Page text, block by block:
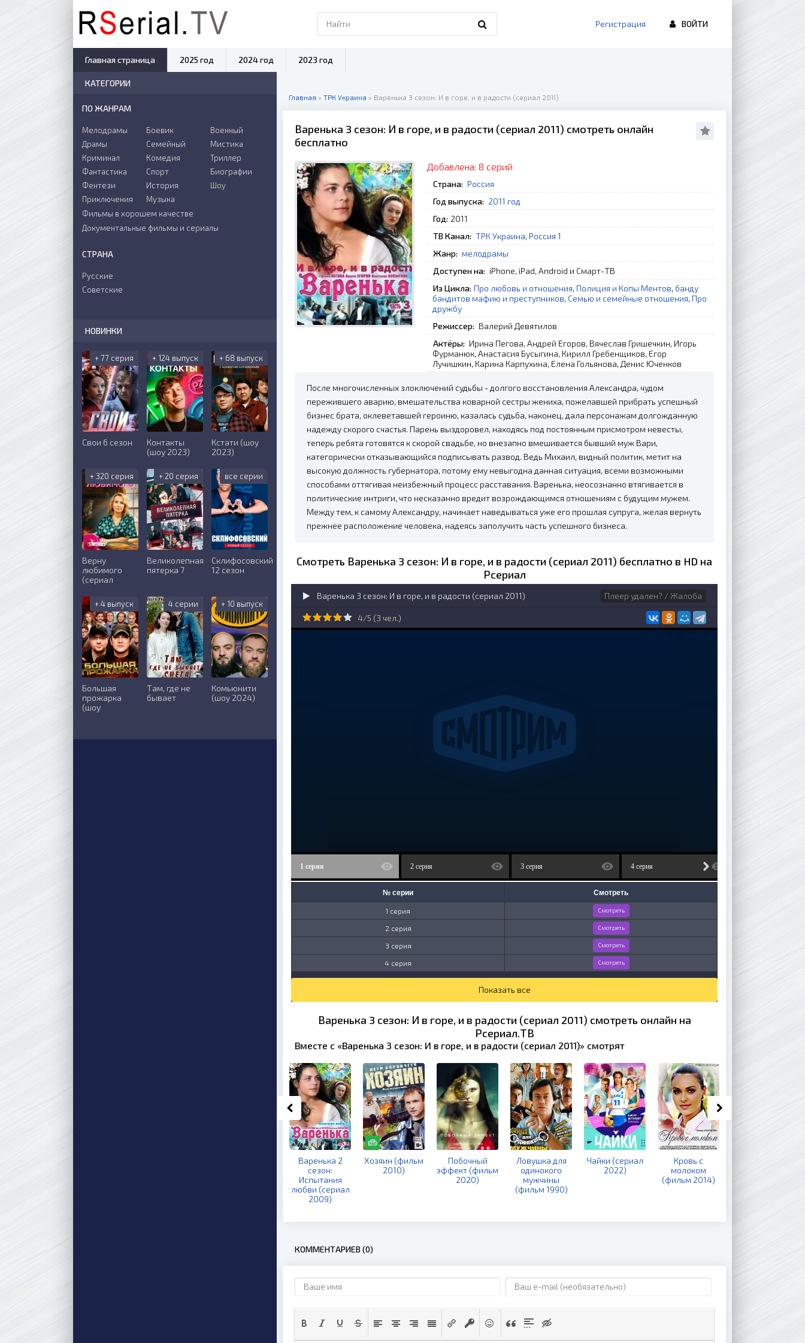
Главная » ТРК Украина » Варенька 3 сезон: И в горе, и в радости (сериал 2011)
Варенька 3 сезон: И в горе, и в радости (сериал 2011) смотреть онлайн
бесплатно
Добавлена: 8 серий
Страна: Россия
Год выпуска: 2011 год
Год: 2011
ТВ Канал: ТРК Украина, Россия 1
Жанр: мелодрамы
Доступен на: iPhone, iPad, Android и Смарт-ТВ
Из Цикла: Про любовь и отношения, Полиция и Копы Ментов, банду
бандитов мафию и преступников, Семью и семейные отношения, Про
дружбу
Режиссер: Валерий Девятилов
Актёры: Ирина Пегова, Андрей Егоров, Вячеслав Гришечкин, Игорь
Фурманюк, Анастасия Бусыгина, Кирилл Гребенщиков, Егор
Лучишкин, Карина Карпухина, Елена Гольянова, Денис Юченков
После многочисленных злоключений судьбы - долгого восстановления Александра, чудом
пережившего аварию, вмешательства коварной сестры жениха, пожелавшей прибрать успешный
бизнес брата, оклеветавшей героиню, казалась судьба, наконец, дала персонажам долгожданную
надежду скорого счастья. Парень выздоровел, находясь под постоянным присмотром невесты,
теперь ребята готовятся к скорой свадьбе, но внезапно вмешивается бывший муж Вари,
категорически отказывающийся подписывать развод. Ведь Михаил, видный политик, метит на
высокую должность губернатора, потому ему невыгодна данная ситуация, всеми возможными
способами оттягивая неизбежный процесс расставания. Варенька, неосознанно втягивается в
политические интриги, что несказанно вредит возрождающимся отношениям с будущим мужем.
Между тем, к самому Александру, начинает наведываться уже его прошлая супруга, желая вернуть
прежнее расположение человека, надеясь заполучить часть успешного бизнеса.
Смотреть Варенька 3 сезон: И в горе, и в радости (сериал 2011) бесплатно в HD на
Рсериал
Варенька 3 сезон: И в горе, и в радости (сериал 2011) Плеер удален? / Жалоба
4/5 (3 чел.)
1 серия 2 серия 3 серия 4 серия
№ серии Смотреть
1 серия Смотреть
2 серия Смотреть
3 серия Смотреть
4 серия Смотреть
Показать все
Варенька 3 сезон: И в горе, и в радости (сериал 2011) смотреть онлайн на
Рсериал.ТВ
Вместе с «Варенька 3 сезон: И в горе, и в радости (сериал 2011)» смотрят
Варенька 2
сезон:
Испытания
любви (сериал
2009)
Хозяин (фильм
2010)
Побочный
эффект (фильм
2020)
Ловушка для
одинокого
мужчины
(фильм 1990)
Чайки (сериал
2022)
Кровь с
молоком
(фильм 2014)
КОММЕНТАРИЕВ (0)
КАТЕГОРИИ
ПО ЖАНРАМ
Мелодрамы
Драмы
Криминал
Боевик
Семейный
Комедия
Военный
Мистика
Триллер
Фантастика
Фентези
Приключения
Спорт
История
Музыка
Биографии
Шоу
Фильмы в хорошем качестве
Документальные фильмы и сериалы
СТРАНА
Русские
Советские
НОВИНКИ
+ 77 серия
Свои 6 сезон
+ 124 выпуск
Контакты
(шоу 2023)
+ 68 выпуск
Кстати (шоу
2023)
+ 320 серия
Верну
любимого
(сериал
+ 20 серия
Великолепная
пятерка 7
все серии
Склифосовский
12 сезон
+ 4 выпуск
Большая
прожарка
(шоу
4 серии
Там, где не
бывает
+ 10 выпуск
Комьюнити
(шоу 2024)
Регистрация ВОЙТИ
Главная страница 2025 год 2024 год 2023 год